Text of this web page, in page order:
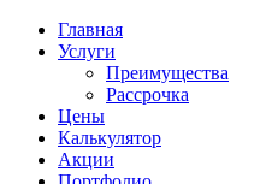
Главная
Услуги
Преимущества
Рассрочка
Цены
Калькулятор
Акции